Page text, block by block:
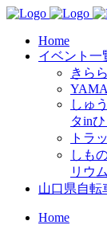
Home
イベント一
きら
しゅ
タin
トラ
しも
リウム
山口県自転
Home